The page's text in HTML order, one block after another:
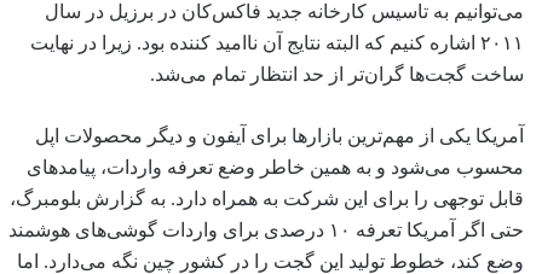
می‌توانیم به تاسیس کارخانه جدید فاکس‌کان در برزیل در سال
۲۰۱۱ اشاره کنیم که البته نتایج آن ناامید کننده بود. زیرا در نهایت
ساخت گجت‌ها گران‌تر از حد انتظار تمام می‌شد.
آمریکا یکی از مهم‌ترین بازارها برای آیفون و دیگر محصولات اپل
محسوب می‌شود و به همین خاطر وضع تعرفه واردات، پیامدهای
قابل توجهی را برای این شرکت به همراه دارد. به گزارش بلومبرگ،
حتی اگر آمریکا تعرفه ۱۰ درصدی برای واردات گوشی‌های هوشمند
وضع کند، خطوط تولید این گجت را در کشور چین نگه می‌دارد. اما